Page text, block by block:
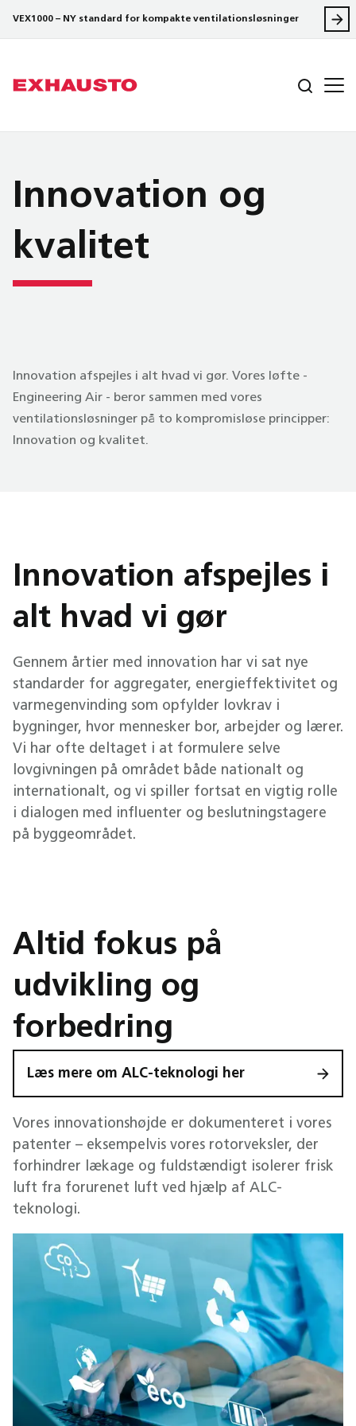
VEX1000 – NY standard for kompakte ventilationsløsninger
Innovation og
kvalitet
Innovation afspejles i alt hvad vi gør. Vores løfte -
Engineering Air - beror sammen med vores
ventilationsløsninger på to kompromisløse principper:
Innovation og kvalitet.
Innovation afspejles i
alt hvad vi gør
Gennem årtier med innovation har vi sat nye
standarder for aggregater, energieffektivitet og
varmegenvinding som opfylder lovkrav i
bygninger, hvor mennesker bor, arbejder og lærer.
Vi har ofte deltaget i at formulere selve
lovgivningen på området både nationalt og
internationalt, og vi spiller fortsat en vigtig rolle
i dialogen med influenter og beslutningstagere
på byggeområdet.
Altid fokus på
udvikling og
forbedring
Læs mere om ALC-teknologi her
Vores innovationshøjde er dokumenteret i vores
patenter – eksempelvis vores rotorveksler, der
forhindrer lækage og fuldstændigt isolerer frisk
luft fra forurenet luft ved hjælp af ALC-
teknologi.